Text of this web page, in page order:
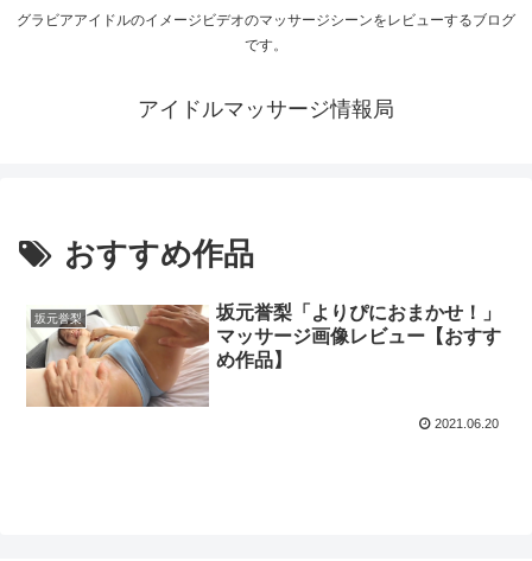
グラビアアイドルのイメージビデオのマッサージシーンをレビューするブログ
です。
アイドルマッサージ情報局
おすすめ作品
坂元誉梨
坂元誉梨「よりぴにおまかせ！」
マッサージ画像レビュー【おすす
め作品】
2021.06.20